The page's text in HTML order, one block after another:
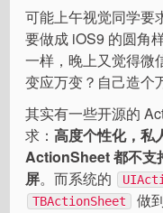
可能上午视觉同学要
要做成 iOS9 的圆角
一样，晚上又觉得微
变应万变？自己造个
其实有一些开源的
求：高度个性化，私
ActionSheet 都不支
屏。而系统的
TBActionSheet
做